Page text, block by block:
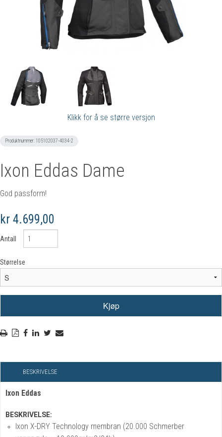
Klikk for å se større versjon
Produktnummer:105102037-4034-2
Ixon Eddas Dame
God passform!
kr 4.699,00
Antall
Størrelse
BESKRIVELSE
Ixon Eddas
BESKRIVELSE:
Ixon X-DRY Technology membran (20.000 Schmerber